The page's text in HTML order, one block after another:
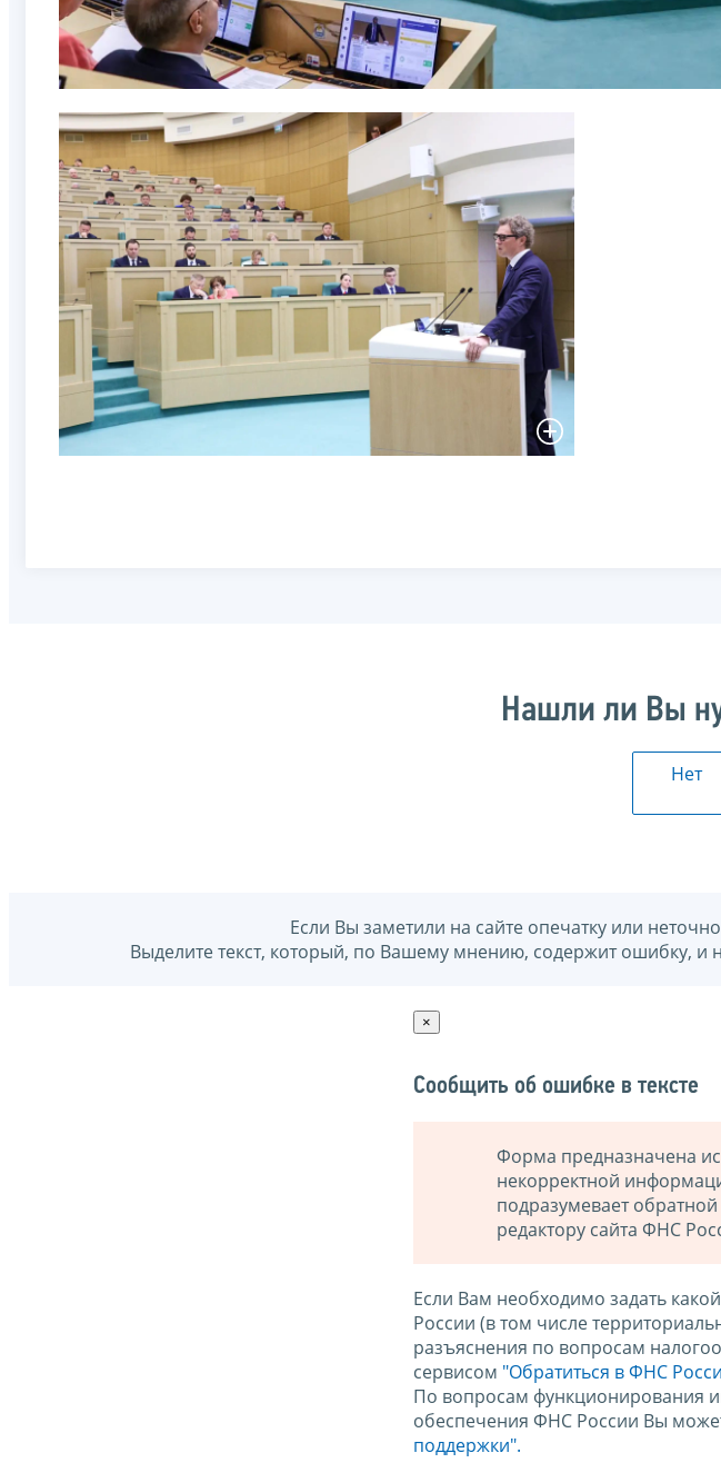
Нашли ли Вы
Нет
Если Вы заметили на сайте опечатку или
Выделите текст, который, по Вашему мнению, содержит ошибку,
×
Сообщить об ошибке в тексте
Форма предназначена
некорректной
подразумевает
редактору сайта ФНС
Если Вам необходимо задать
России (в том числе
разъяснения по вопросам
сервисом "Обратиться в ФНС
По вопросам функционирования
обеспечения ФНС России Вы
поддержки".